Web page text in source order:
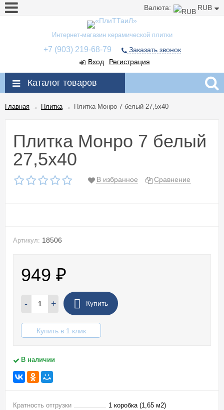
Валюта: RUB
Интернет-магазин керамической плитки
+7 (903) 219-68-79
Заказать звонок
Вход
Регистрация
Каталог товаров
Главная → Плитка→ Плитка Монро 7 белый 27,5x40
Плитка Монро 7 белый
27,5x40
В избранное Сравнение
Артикул: 18506
949 ₽
- + Купить
Купить в 1 клик
В наличии
Кратность отгрузки
1 коробка (1,65 м2)